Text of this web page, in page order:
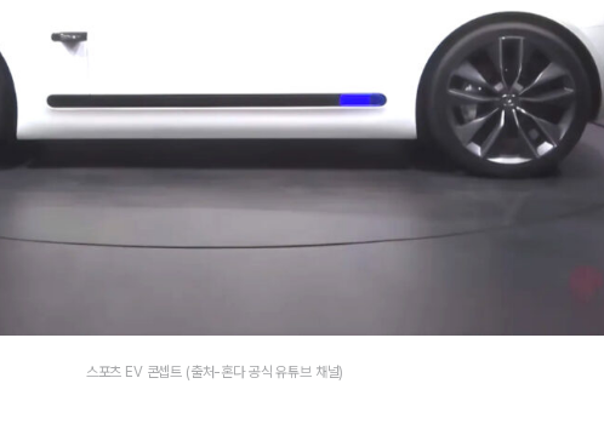
스포츠 EV 콘셉트 (출처-혼다 공식 유튜브 채널)